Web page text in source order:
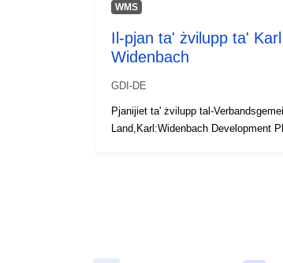
WMS
Il-pjan ta' żvilupp ta'
Widenbach
GDI-DE
Pjanijiet ta' żvilupp tal-
Land,Karl:Widenbach Development